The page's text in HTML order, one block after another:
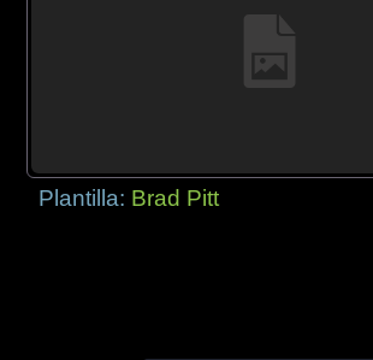
Plantilla: Brad Pitt